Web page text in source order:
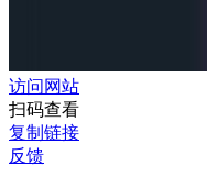
访问网站
扫码查看
复制链接
反馈